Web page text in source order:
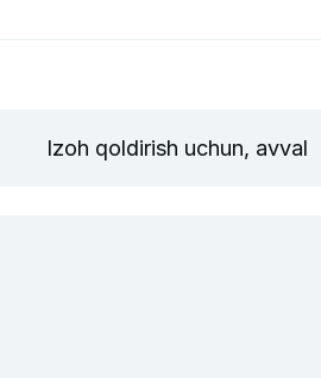
Izoh qoldirish uchun, avval